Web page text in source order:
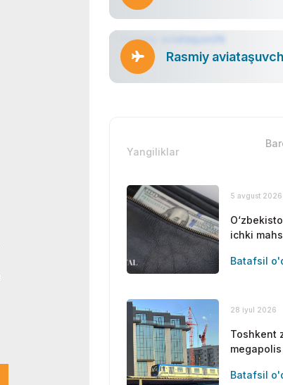
Rasmiy
Yangiliklar
5 avgust 2026
ichki
Batafsil
28 iyul 2026
Toshkent
Batafsil